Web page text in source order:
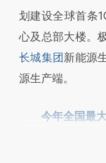
划建设全球首条
心及总部大楼。
长城集团新能源
源生产端。
今年全国最